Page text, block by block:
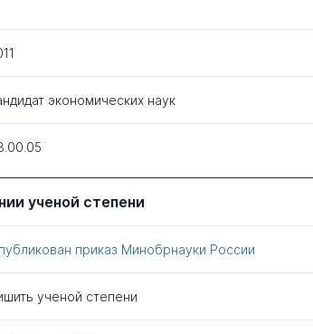
экономических наук
ученой степени
приказ Минобрнауки России
ученой степени